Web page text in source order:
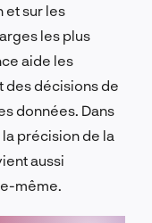
et sur les
les plus
aide les
des décisions de
données. Dans
précision de la
aussi
même.